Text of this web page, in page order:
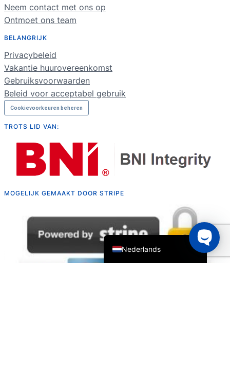
PT
FR
DE
RU
Neem contact met ons op
Ontmoet ons team
BELANGRIJK
Privacybeleid
Vakantie huurovereenkomst
Gebruiksvoorwaarden
Beleid voor acceptabel gebruik
Cookievoorkeuren beheren
TROTS LID VAN:
MOGELIJK GEMAAKT DOOR STRIPE
Nederlands
English
Español de Argentina
Português do Brasil
Deutsch